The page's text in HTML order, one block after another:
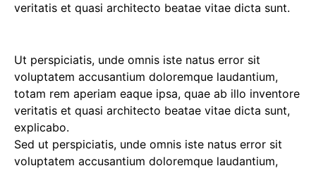
veritatis et quasi architecto beatae vitae dicta sunt.
Ut perspiciatis, unde omnis iste natus error sit
voluptatem accusantium doloremque laudantium,
totam rem aperiam eaque ipsa, quae ab illo inventore
veritatis et quasi architecto beatae vitae dicta sunt,
explicabo.
Sed ut perspiciatis, unde omnis iste natus error sit
voluptatem accusantium doloremque laudantium,